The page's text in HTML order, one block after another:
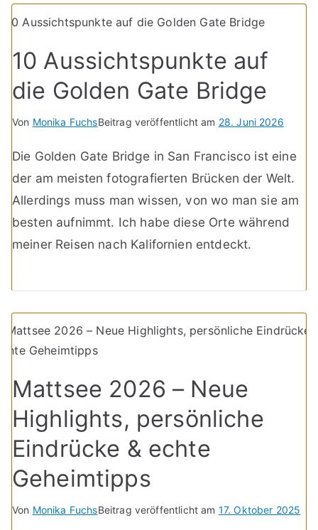
10 Aussichtspunkte auf
die Golden Gate Bridge
Von Monika FuchsBeitrag veröffentlicht am 28. Juni 2026
Die Golden Gate Bridge in San Francisco ist eine
der am meisten fotografierten Brücken der Welt.
Allerdings muss man wissen, von wo man sie am
besten aufnimmt. Ich habe diese Orte während
meiner Reisen nach Kalifornien entdeckt.
Mattsee 2026 – Neue
Highlights, persönliche
Eindrücke & echte
Geheimtipps
Von Monika FuchsBeitrag veröffentlicht am 17. Oktober 2025